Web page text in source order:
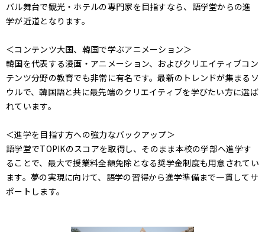
バル舞台で観光・ホテルの専門家を目指すなら、語学堂からの進
学が近道となります。
＜コンテンツ大国、韓国で学ぶアニメーション＞
韓国を代表する漫画・アニメーション、およびクリエイティブコン
テンツ分野の教育でも非常に有名です。最新のトレンドが集まるソ
ウルで、韓国語と共に最先端のクリエイティブを学びたい方に選ば
れています。
＜進学を目指す方への強力なバックアップ＞
語学堂でTOPIKのスコアを取得し、そのまま本校の学部へ進学す
ることで、最大で授業料全額免除となる奨学金制度も用意されてい
ます。夢の実現に向けて、語学の習得から進学準備まで一貫してサ
ポートします。